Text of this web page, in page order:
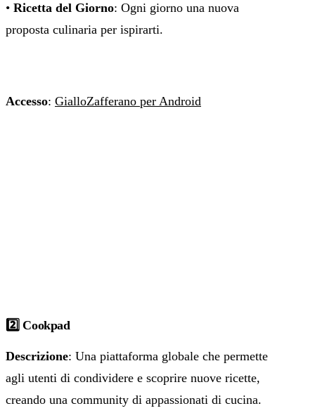
• Ricetta del Giorno: Ogni giorno una nuova
proposta culinaria per ispirarti.
Accesso: GialloZafferano per Android
2️⃣ Cookpad
Descrizione: Una piattaforma globale che permette
agli utenti di condividere e scoprire nuove ricette,
creando una community di appassionati di cucina.